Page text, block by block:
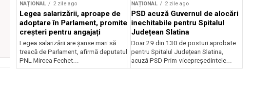
NAȚIONAL 2 zile ago
Legea salarizării, aproape de
adoptare în Parlament, promite
creșteri pentru angajați
Legea salarizării are șanse mari să
treacă de Parlament, afirmă deputatul
PNL Mircea Fechet...
NAȚIONAL 2 zile ago
PSD acuză Guvernul de alocări
inechitabile pentru Spitalul
Județean Slatina
Doar 29 din 130 de posturi aprobate
pentru Spitalul Județean Slatina,
acuză PSD Prim-vicepreședintele...